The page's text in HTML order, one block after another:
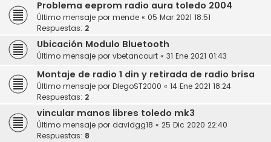
Problema eeprom radio aura toledo 2004
Último mensaje por mende « 05 Mar 2021 18:51
Respuestas: 2
Ubicación Modulo Bluetooth
Último mensaje por vbetancourt « 31 Ene 2021 01:43
Montaje de radio 1 din y retirada de radio brisa
Último mensaje por DIegoST2000 « 14 Ene 2021 18:24
Respuestas: 2
vincular manos libres toledo mk3
Último mensaje por davidgg18 « 25 Dic 2020 22:40
Respuestas: 8